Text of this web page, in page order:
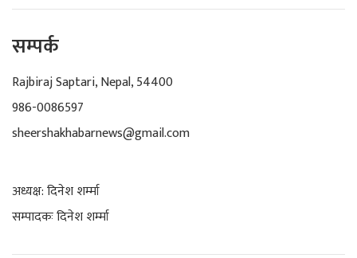
सम्पर्क
Rajbiraj Saptari, Nepal, 54400
986-0086597
sheershakhabarnews@gmail.com
अध्यक्ष: दिनेश शर्म्मा
सम्पादकः दिनेश शर्म्मा